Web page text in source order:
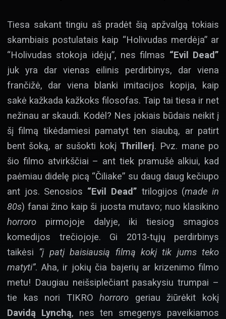
Tiesa sakant tingiu aš pradėt šią apžvalgą tokiais
skambiais postulatais kaip “Holivudas merdėja” ar
“Holivudas stokoja idėjų”, nes filmas “Evil Dead”
juk yra dar vienas eilinis perdirbinys, dar viena
frančižė, dar viena blanki imitacijos kopija, kaip
sakė kažkada kažkoks filosofas. Taip tai tiesa ir net
nežinau ar skaudi. Kodėl? Nes jokiais būdais neikit į
šį filmą tikėdamiesi pamatyt ten siaubą, ar patirt
bent šoką, ar sušokti kokį Thrillerį. Pvz. mane po
šio filmo atvirkščiai – ant tiek pramušė alkiui, kad
paėmiau didelę picą “Čiliake” su daug daug kečiupo
ant jos. Senosios “Evil Dead” trilogijos (made in
80s) fanai žino kaip ši juosta mutavo; nuo klasikino
horroro pirmojoje dalyje, iki tiesiog smagios
komedijos trečiojoje. Gi 2013-tųjų perdirbinys
taikėsi “į patį baisiausią filmą kokį tik jums teko
matyti”. Aha, ir jokių čia bajerių ar krizenimo filmo
metu! Daugiau neišsiplečiant pasakysiu trumpai –
tie kas nori TIKROhorroro geriau žiūrėkit kokį
Davidą Lynchą, nes ten smegenys paveikiamos